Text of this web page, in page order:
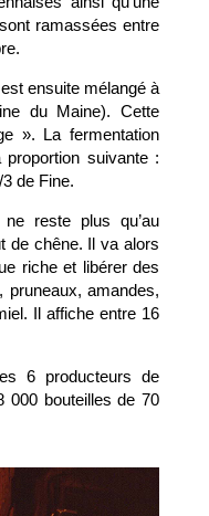
ramassées entre
ensuite mélangé à
du Maine). Cette
». La fermentation
suivante :
de Fine.
reste plus qu’au
de chêne. Il va alors
riche et libérer des
pruneaux, amandes,
Il affiche entre 16
6 producteurs de
000 bouteilles de 70